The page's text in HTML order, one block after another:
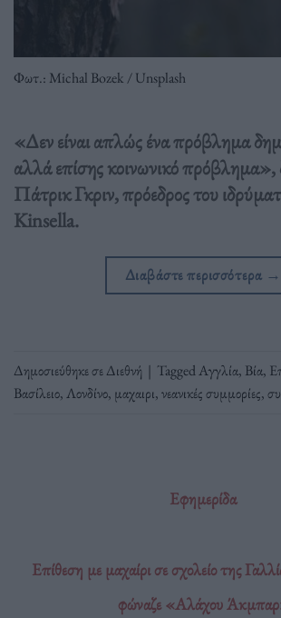
Φωτ.: Μichal Βozek / Unsplash
«Δεν είναι απλώς ένα πρόβλημα
αλλά επίσης κοινωνικό πρόβλημα»,
Πάτρικ Γκριν, πρόεδρος του
Kinsella.
Διαβάστε περισσότερα →
Δημοσιεύθηκε σεΔιεθνή | TaggedΑγγλία, Βία,
Βασίλειο,Λονδίνο, μαχαιρι,νεανικές συμμορίες,
Εφημερίδα
Επίθεση με μαχαίρι σε σχολείο της
φώναζε «Αλάχου